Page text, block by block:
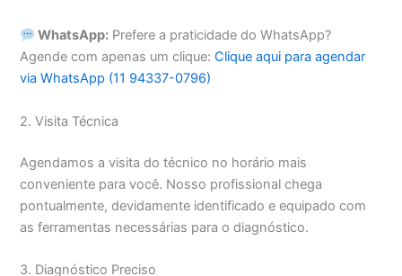
WhatsApp: Prefere a praticidade do WhatsApp?
Agende com apenas um clique:Clique aqui para agendar
via WhatsApp (11 94337-0796)
2. Visita Técnica
Agendamos a visita do técnico no horário mais
conveniente para você. Nosso profissional chega
pontualmente, devidamente identificado e equipado com
as ferramentas necessárias para o diagnóstico.
3. Diagnóstico Preciso